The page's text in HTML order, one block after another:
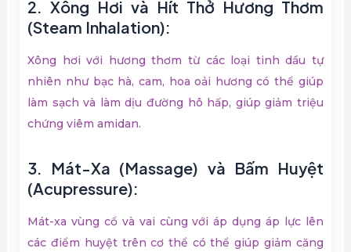
2. Xông Hơi và Hít Thở Hương Thơm
(Steam Inhalation):
Xông hơi với hương thơm từ các loại tinh dầu tự
nhiên như bạc hà, cam, hoa oải hương có thể giúp
làm sạch và làm dịu đường hô hấp, giúp giảm triệu
chứng viêm amidan.
3. Mát-Xa (Massage) và Bấm Huyệt
(Acupressure):
Mát-xa vùng cổ và vai cùng với áp dụng áp lực lên
các điểm huyệt trên cơ thể có thể giúp giảm căng